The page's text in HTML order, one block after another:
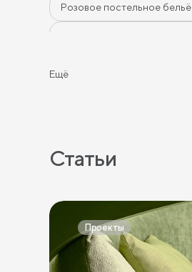
Розовое постельное бельё
Ещё
Статьи
Проекты